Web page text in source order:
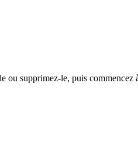
ou supprimez-le, puis commencez